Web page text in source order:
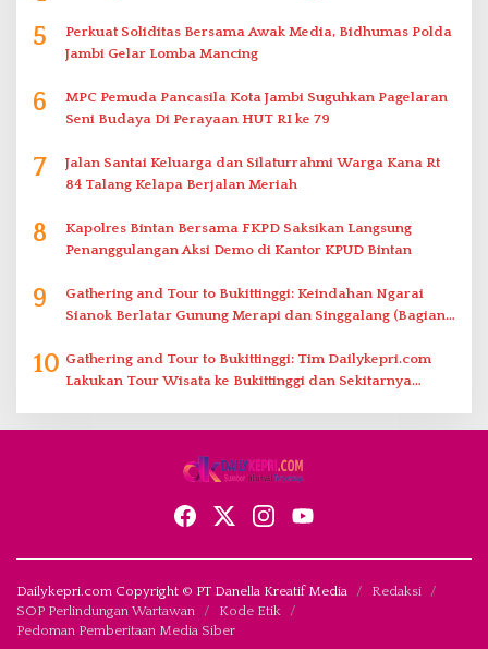
5
Perkuat Soliditas Bersama Awak Media, Bidhumas Polda
Jambi Gelar Lomba Mancing
6
MPC Pemuda Pancasila Kota Jambi Suguhkan Pagelaran
Seni Budaya Di Perayaan HUT RI ke 79
7
Jalan Santai Keluarga dan Silaturrahmi Warga Kana Rt
84 Talang Kelapa Berjalan Meriah
8
Kapolres Bintan Bersama FKPD Saksikan Langsung
Penanggulangan Aksi Demo di Kantor KPUD Bintan
9
Gathering and Tour to Bukittinggi: Keindahan Ngarai
Sianok Berlatar Gunung Merapi dan Singgalang (Bagian
10 Gathering and Tour to Bukittinggi: Tim Dailykepri.com
Lakukan Tour Wisata ke Bukittinggi dan Sekitarnya
Dailykepri.com Copyright © PT Danella Kreatif Media
Redaksi
SOP Perlindungan Wartawan
Kode Etik
Pedoman Pemberitaan Media Siber